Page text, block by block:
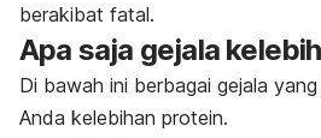
berakibat fatal.
Apa saja gejala
Di bawah ini berbagai gejala
Anda kelebihan protein.